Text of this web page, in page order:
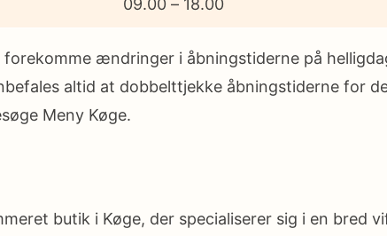
09.00 – 18.00
ændringer i åbningstiderne på
altid at dobbelttjekke åbningstiderne for
Meny Køge.
butik i Køge, der specialiserer sig i en bred